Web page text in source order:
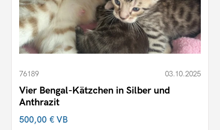
76189 03.10.2025
Vier Bengal-Kätzchen in Silber und
Anthrazit
500,00 €VB